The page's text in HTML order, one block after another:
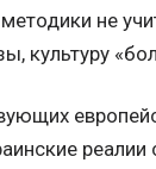
не
культуру